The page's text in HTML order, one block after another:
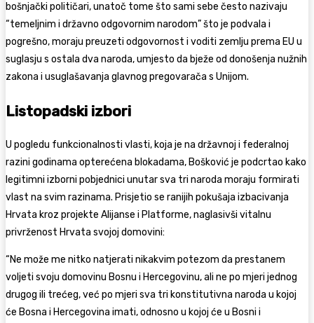
bošnjački političari, unatoč tome što sami sebe često nazivaju
“temeljnim i državno odgovornim narodom” što je podvala i
pogrešno, moraju preuzeti odgovornost i voditi zemlju prema EU u
suglasju s ostala dva naroda, umjesto da bježe od donošenja nužnih
zakona i usuglašavanja glavnog pregovarača s Unijom.
Listopadski izbori
U pogledu funkcionalnosti vlasti, koja je na državnoj i federalnoj
razini godinama opterećena blokadama, Bošković je podcrtao kako
legitimni izborni pobjednici unutar sva tri naroda moraju formirati
vlast na svim razinama. Prisjetio se ranijih pokušaja izbacivanja
Hrvata kroz projekte Alijanse i Platforme, naglasivši vitalnu
privrženost Hrvata svojoj domovini:
“Ne može me nitko natjerati nikakvim potezom da prestanem
voljeti svoju domovinu Bosnu i Hercegovinu, ali ne po mjeri jednog
drugog ili trećeg, već po mjeri sva tri konstitutivna naroda u kojoj
će Bosna i Hercegovina imati, odnosno u kojoj će u Bosni i